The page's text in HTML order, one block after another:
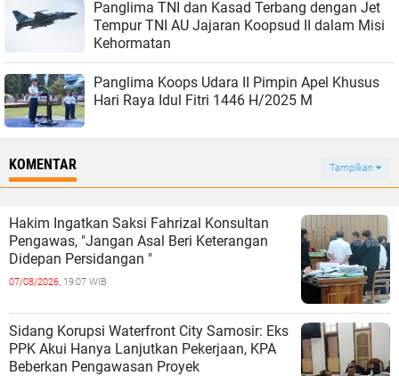
Panglima TNI dan Kasad Terbang dengan Jet
Tempur TNI AU Jajaran Koopsud II dalam Misi
Kehormatan
Panglima Koops Udara II Pimpin Apel Khusus
Hari Raya Idul Fitri 1446 H/2025 M
KOMENTAR Tampilkan
Hakim Ingatkan Saksi Fahrizal Konsultan
Pengawas, "Jangan Asal Beri Keterangan
Didepan Persidangan "
07/08/2026, 19:07 WIB
Sidang Korupsi Waterfront City Samosir: Eks
PPK Akui Hanya Lanjutkan Pekerjaan, KPA
Beberkan Pengawasan Proyek